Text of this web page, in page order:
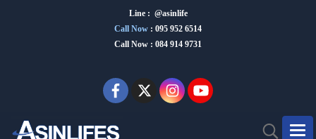
Line : @asinlife
Call Now : 095 952 6514
Call Now : 084 914 9731